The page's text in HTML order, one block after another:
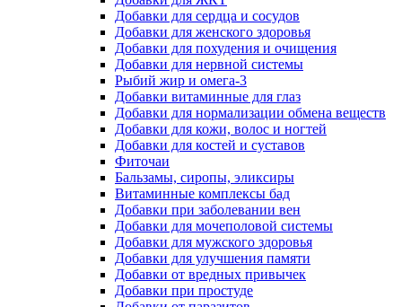
Добавки для сердца и сосудов
Добавки для женского здоровья
Добавки для похудения и очищения
Добавки для нервной системы
Рыбий жир и омега-3
Добавки витаминные для глаз
Добавки для нормализации обмена веществ
Добавки для кожи, волос и ногтей
Добавки для костей и суставов
Фиточаи
Бальзамы, сиропы, эликсиры
Витаминные комплексы бад
Добавки при заболевании вен
Добавки для мочеполовой системы
Добавки для мужского здоровья
Добавки для улучшения памяти
Добавки от вредных привычек
Добавки при простуде